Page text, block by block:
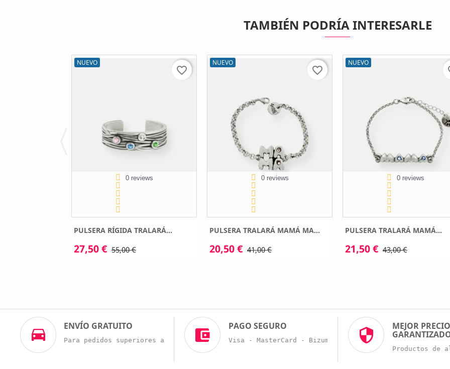
TAMBIÉN PODRÍA INTERESARLE
NUEVO
0 reviews
PULSERA RÍGIDA TRALARÁ...
27,50 € 55,00 €
favorite_border
NUEVO
0 reviews
PULSERA TRALARÁ MAMÁ MA...
20,50 € 41,00 €
favorite_border
NUEVO
0 reviews
PULSERA TRALARÁ MAMÁ...
21,50 € 43,00 €
ENVÍO GRATUITO
Para pedidos superiores a 60€
PAGO SEGURO
Visa - MasterCard - Bizum - Trans. Bancaria
MEJOR PRECIO
Productos de